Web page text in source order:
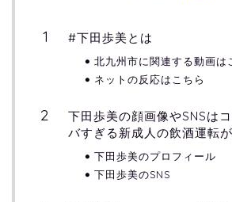
#下田歩美とは
北九州市に関連する動画は
ネットの反応はこちら
下田歩美の顔画像やSNSは
バすぎる新成人の飲酒運転
下田歩美のプロフィール
下田歩美のSNS